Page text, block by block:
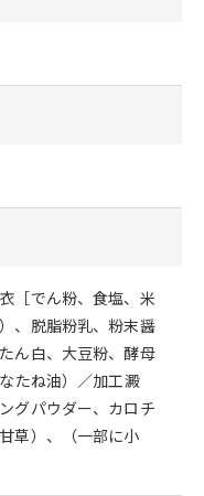
［でん粉、食塩、米
、脱脂粉乳、粉末醤
ん白、大豆粉、酵母
たね油）／加工澱
グパウダー、カロチ
草）、（一部に小